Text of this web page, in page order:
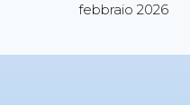
febbraio 2026